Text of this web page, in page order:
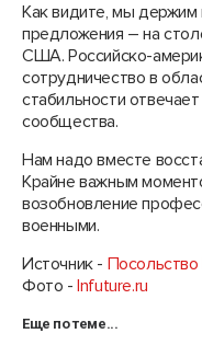
Как видите, мы
предложения – на
США. Российско-
сотрудничество в
стабильности
сообщества.
Нам надо вместе
Крайне важным
возобновление
военными.
Источник -
Фото -Infuture.ru
Еще по теме...